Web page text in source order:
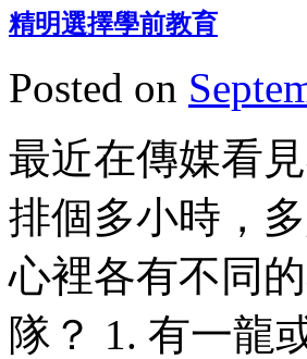
精明選擇學前教育
Posted on
最近在傳媒看
排個多小時，
心裡各有不同
隊？ 1. 有一龍